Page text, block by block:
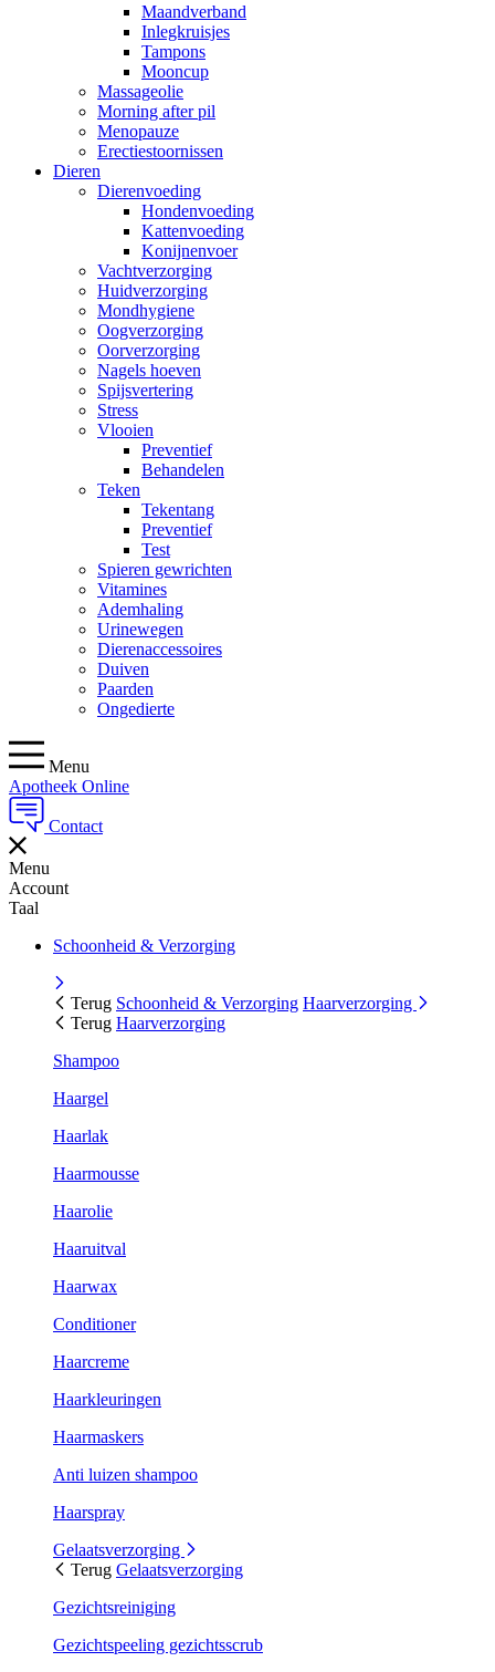
Maandverband
Inlegkruisjes
Tampons
Mooncup
Massageolie
Morning after pil
Menopauze
Erectiestoornissen
Dieren
Dierenvoeding
Hondenvoeding
Kattenvoeding
Konijnenvoer
Vachtverzorging
Huidverzorging
Mondhygiene
Oogverzorging
Oorverzorging
Nagels hoeven
Spijsvertering
Stress
Vlooien
Preventief
Behandelen
Teken
Tekentang
Preventief
Test
Spieren gewrichten
Vitamines
Ademhaling
Urinewegen
Dierenaccessoires
Duiven
Paarden
Ongedierte
Menu
Apotheek Online
Contact
Menu
Account
Taal
Schoonheid & Verzorging
Terug Schoonheid & Verzorging Haarverzorging
Terug Haarverzorging
Shampoo
Haargel
Haarlak
Haarmousse
Haarolie
Haaruitval
Haarwax
Conditioner
Haarcreme
Haarkleuringen
Haarmaskers
Anti luizen shampoo
Haarspray
Gelaatsverzorging
Terug Gelaatsverzorging
Gezichtsreiniging
Gezichtspeeling gezichtsscrub